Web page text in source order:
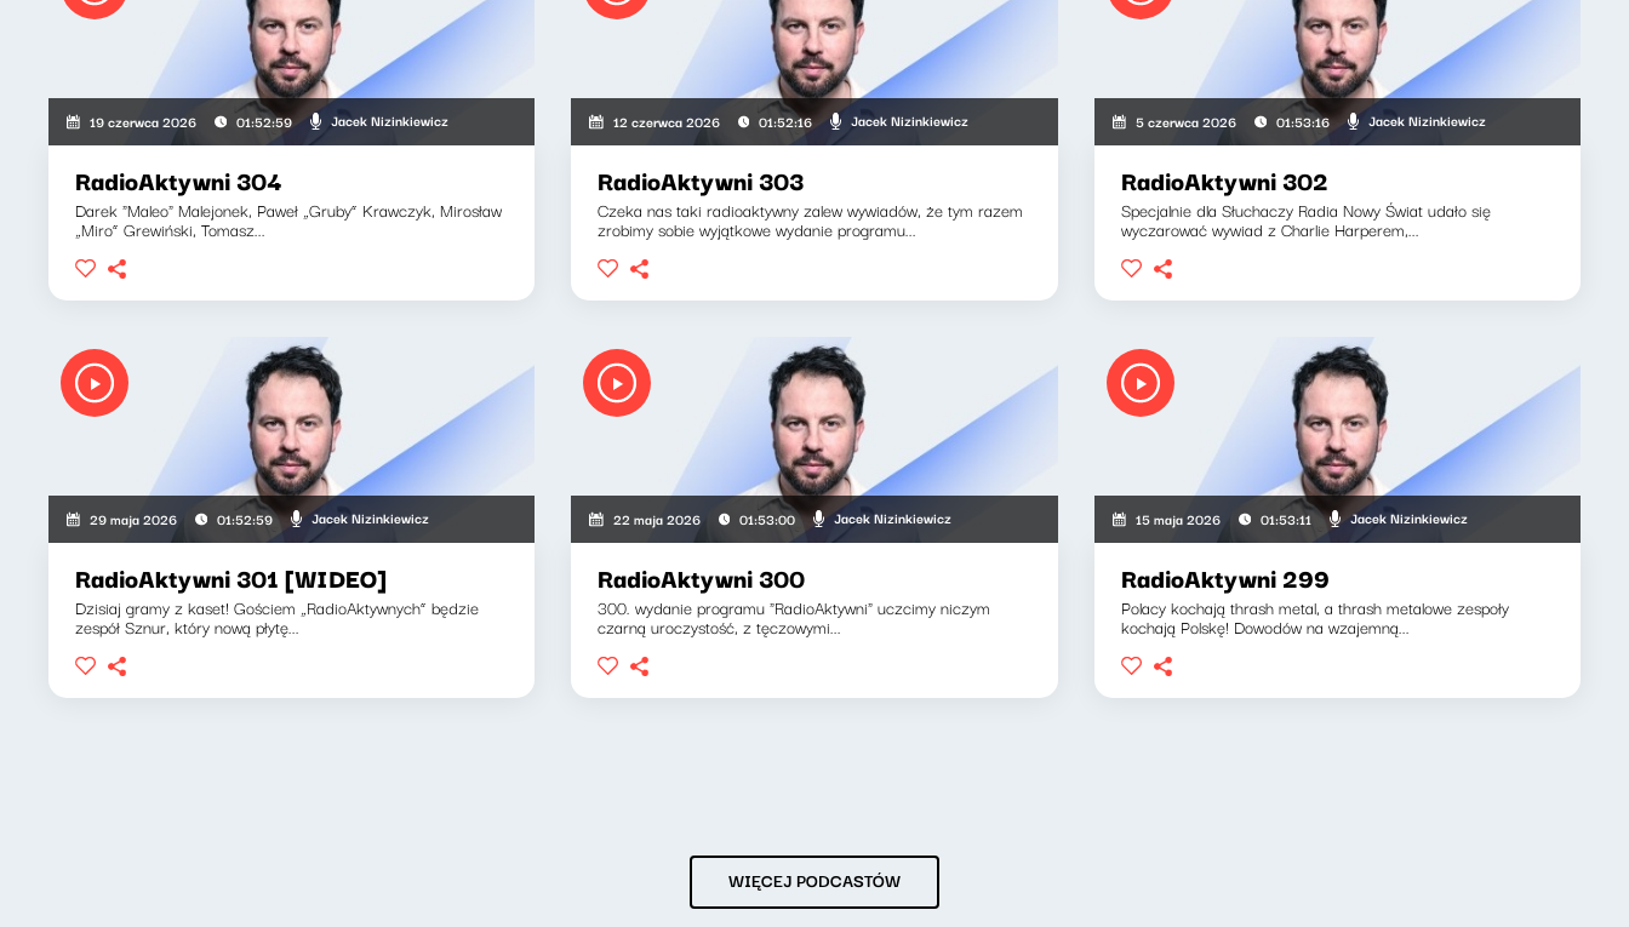
19 czerwca 2026 01:52:59 Jacek Nizinkiewicz
RadioAktywni 304
Darek "Maleo" Malejonek, Paweł „Gruby” Krawczyk, Mirosław
„Miro” Grewiński, Tomasz...
12 czerwca 2026 01:52:16 Jacek Nizinkiewicz
RadioAktywni 303
Czeka nas taki radioaktywny zalew wywiadów, że tym razem
zrobimy sobie wyjątkowe wydanie programu...
5 czerwca 2026 01:53:16 Jacek Nizinkiewicz
RadioAktywni 302
Specjalnie dla Słuchaczy Radia Nowy Świat udało się
wyczarować wywiad z Charlie Harperem,...
29 maja 2026 01:52:59 Jacek Nizinkiewicz
RadioAktywni 301 [WIDEO]
Dzisiaj gramy z kaset! Gościem „RadioAktywnych” będzie
zespół Sznur, który nową płytę...
22 maja 2026 01:53:00 Jacek Nizinkiewicz
RadioAktywni 300
300. wydanie programu "RadioAktywni" uczcimy niczym
czarną uroczystość, z tęczowymi...
15 maja 2026 01:53:11 Jacek Nizinkiewicz
RadioAktywni 299
Polacy kochają thrash metal, a thrash metalowe zespoły
kochają Polskę! Dowodów na wzajemną...
WIĘCEJ PODCASTÓW